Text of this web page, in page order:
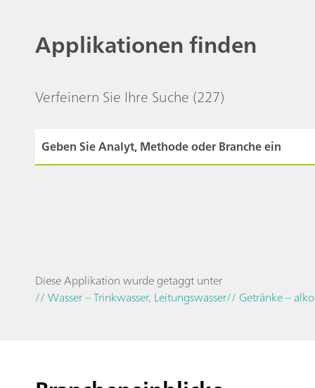
Applikationen finden
Verfeinern Sie Ihre Suche (227)
Diese Applikation wurde getaggt unter
// Wasser – Trinkwasser, Leitungswasser// Getränke –